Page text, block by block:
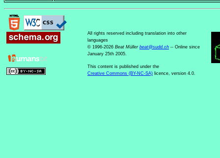
All rights reserved including translation into other
languages
© 1996-2026 Beat Müller beat@sudd.ch -- Online since
January 25th 2005.
This content is published under the
Creative Commons (BY-NC-SA) licence, version 4.0.